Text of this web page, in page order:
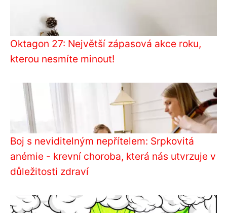
Oktagon 27: Největší zápasová akce roku,
kterou nesmíte minout!
Boj s neviditelným nepřítelem: Srpkovitá
anémie - krevní choroba, která nás utvrzuje v
důležitosti zdraví